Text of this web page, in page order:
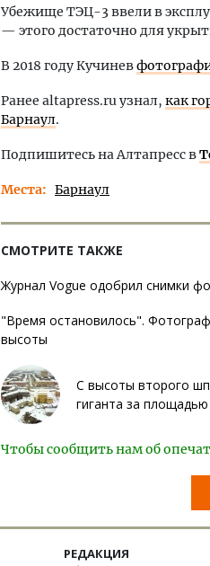
Убежище ТЭЦ-3 ввели в
— этого достаточно для
В 2018 году Кучинев
Ранее altapress.ru узнал, как
Барнаул.
Подпишитесь на Алтапресс в
Места Барнаул
СМОТРИТЕ ТАКЖЕ
Журнал Vogue одобрил снимки
"Время остановилось".
высоты
С высоты второго
гиганта за
Чтобы сообщить нам об
РЕДАКЦИЯ